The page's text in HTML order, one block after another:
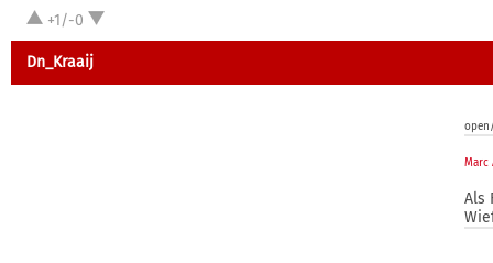
+1/-0
Dn_Kraaij
Marc
Als